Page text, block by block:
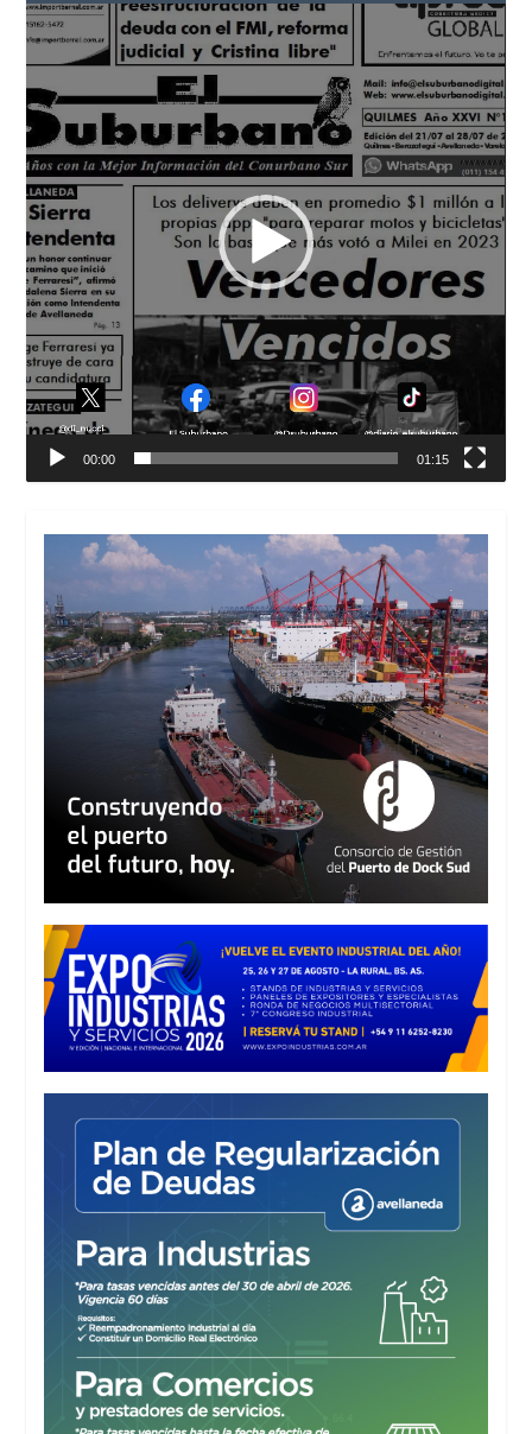
Reproductor
de
vídeo
00:00 01:15